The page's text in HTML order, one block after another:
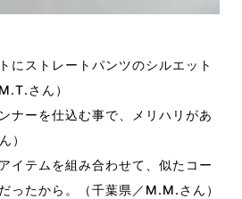
にストレートパンツのシルエット
さん）
ナーを仕込む事で、メリハリがあ
）
イテムを組み合わせて、似たコー
ったから。（千葉県／M.M.さん）